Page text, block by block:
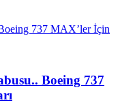
sırada olduğu öne
da belirtti.
Boeing 737